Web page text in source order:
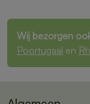
Wij bezorgen
Poortugaal en